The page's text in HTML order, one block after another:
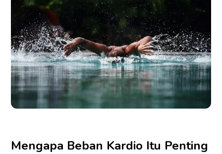
Mengapa Beban Kardio Itu Penting